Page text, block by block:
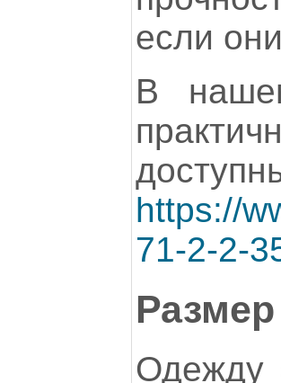
если
В
https://
71-2-2-
Размер
Одежду